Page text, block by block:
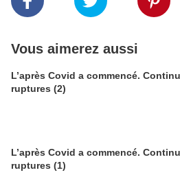
Vous aimerez aussi
L’après Covid a commencé.
ruptures (2)
L’après Covid a commencé.
ruptures (1)